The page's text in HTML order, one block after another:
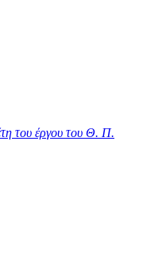
του έργου του Θ. Π.